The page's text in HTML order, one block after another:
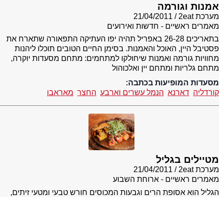
אמנות וגורמה
מערכת 2eat
21/04/2011
מאמרים ראשיים - חדשות ואירועים
בתאריכים 26-28 באפריל תהיה יפו העתיקה התפאורה שתארח את
פסטיבל היין, האוכל והאמנות. בסימן החיים הטובים תוכלו ליהנות
מחוויות גורמה ואמנות שיחולקו למתחמים: מתחם מסעדות יוקרה,
מתחם גלריות ומתחם יין ואלכוהול
מסעדות המופיעות בכתבה:
קורדליה דארנא הנמל עשרים וארבע החצר מאראבו
מטיילים בגליל
מערכת 2eat
21/04/2011
מאמרים ראשיים - ארוחת השבוע
הגליל הוא אסופת הרים וגבעות המכוסים חורש טבעי ומטעי זיתים,